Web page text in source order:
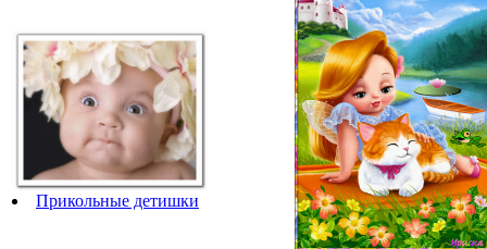
Прикольные детишки